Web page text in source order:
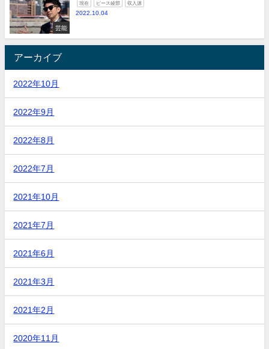
芸能
現在 ピース綾部 収入源
2022.10.04
アーカイブ
2022年10月
2022年9月
2022年8月
2022年7月
2021年10月
2021年7月
2021年6月
2021年3月
2021年2月
2020年11月